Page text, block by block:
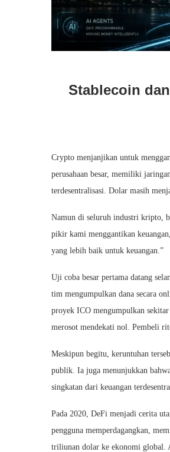
Stablecoin
Crypto menjanjikan untuk
perusahaan besar, memiliki
terdesentralisasi. Dolar masih
Namun di seluruh industri kripto,
pikir kami menggantikan
yang lebih baik untuk keuangan.”
Uji coba besar pertama datang
tim mengumpulkan dana secara
proyek ICO mengumpulkan
merosot mendekati nol. Pembeli
Meskipun begitu, keruntuhan
publik. Ia juga menunjukkan
singkatan dari keuangan
Pada 2020, DeFi menjadi cerita
pengguna memperdagangkan,
triliunan dolar ke ekonomi global.